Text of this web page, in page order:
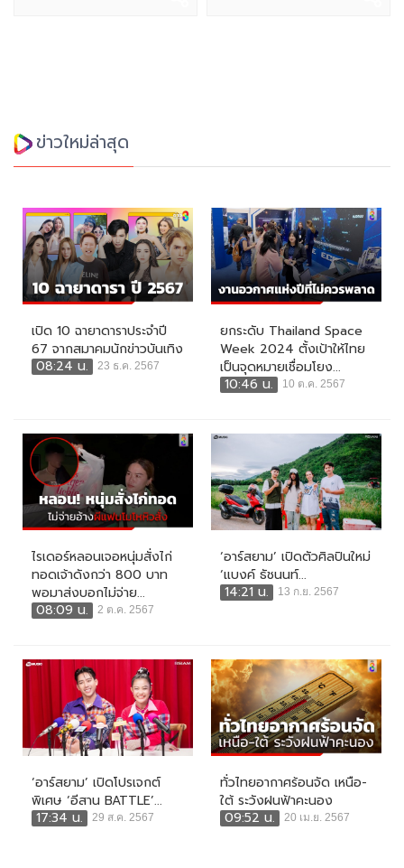
ข่าวใหม่ล่าสุด
เปิด 10 ฉายาดาราประจำปี
67 จากสมาคมนักข่าวบันเทิง
08:24 น.
23 ธ.ค. 2567
ยกระดับ Thailand Space
Week 2024 ตั้งเป้าให้ไทย
เป็นจุดหมายเชื่อมโยง...
10:46 น.
10 ต.ค. 2567
ไรเดอร์หลอนเจอหนุ่มสั่งไก่
ทอดเจ้าดังกว่า 800 บาท
พอมาส่งบอกไม่จ่าย...
08:09 น.
2 ต.ค. 2567
‘อาร์สยาม’ เปิดตัวศิลปินใหม่
‘แบงค์ ธัชนนท์...
14:21 น.
13 ก.ย. 2567
‘อาร์สยาม’ เปิดโปรเจกต์
พิเศษ ‘อีสาน BATTLE’...
17:34 น.
29 ส.ค. 2567
ทั่วไทยอากาศร้อนจัด เหนือ-
ใต้ ระวังฝนฟ้าคะนอง
09:52 น.
20 เม.ย. 2567